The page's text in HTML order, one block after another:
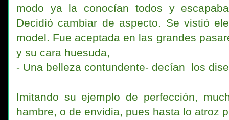
modo ya la conocían todos y
Decidió cambiar de aspecto. Se vistió
model. Fue aceptada en las grandes
y su cara huesuda,
- Una belleza contundente- decían los
Imitando su ejemplo de perfección,
hambre, o de envidia, pues hasta lo atroz